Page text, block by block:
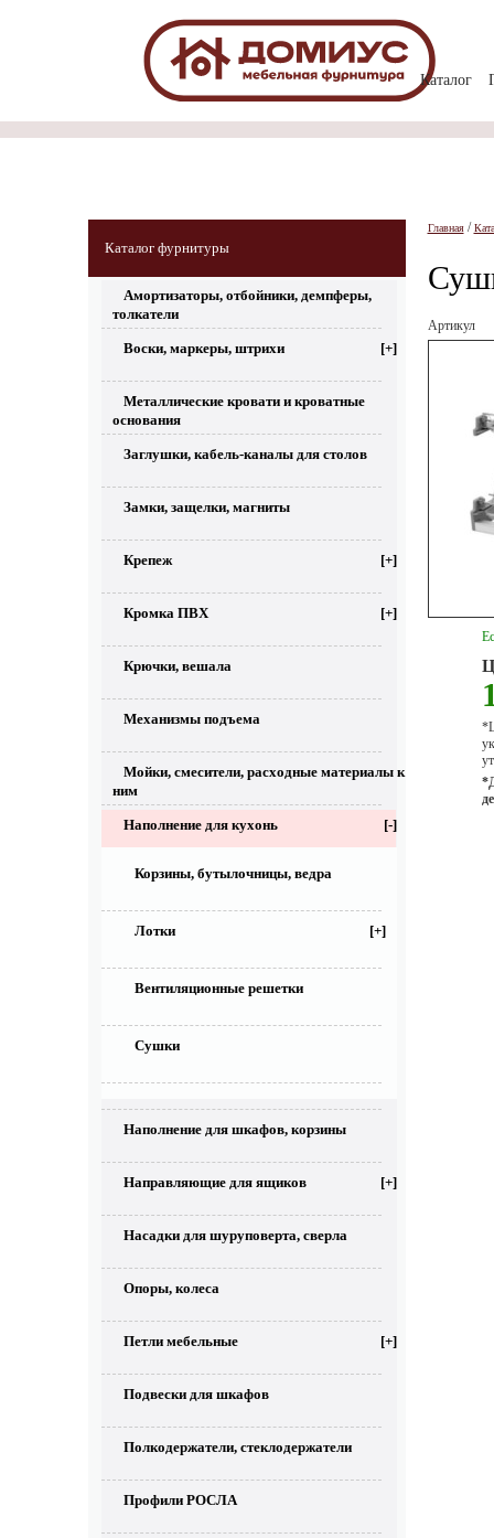
Каталог
Каталог фурнитуры
Амортизаторы, отбойники, демпферы,
толкатели
Воски, маркеры, штрихи [+]
Металлические кровати и кроватные
основания
Заглушки, кабель-каналы для столов
Замки, защелки, магниты
Крепеж [+]
Кромка ПВХ [+]
Крючки, вешала
Механизмы подъема
Мойки, смесители, расходные материалы к
ним
Наполнение для кухонь [-]
Корзины, бутылочницы, ведра
Лотки [+]
Вентиляционные решетки
Сушки
Наполнение для шкафов, корзины
Направляющие для ящиков [+]
Насадки для шуруповерта, сверла
Опоры, колеса
Петли мебельные [+]
Подвески для шкафов
Полкодержатели, стеклодержатели
Профили РОСЛА
Главная/
Артикул